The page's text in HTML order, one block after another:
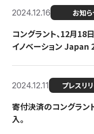
2024.12.16 お知ら
コングラント、12月18
イノベーション Japan
2024.12.11 プレスリ
寄付決済のコングラン
入。